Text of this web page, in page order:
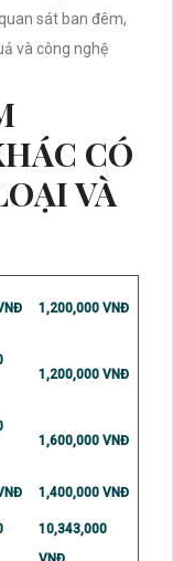
sát ban đêm,
và công nghệ
CÓ
VÀ
1,200,000 VNĐ
1,200,000 VNĐ
1,600,000 VNĐ
1,400,000 VNĐ
10,343,000